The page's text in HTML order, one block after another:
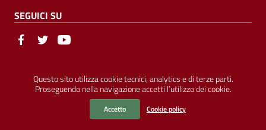
Questo sito utilizza cookie tecnici, analytics e di terze parti.
Proseguendo nella navigazione accetti l’utilizzo dei cookie.
Accetto Cookie policy
SEGUICI SU
Sezione Link Utili
© Ordine degli Ingegneri della Provincia di Cagliari | P.IVA
00458800927 |Amministrazione Trasparente | Pubblicità Legale
Accessibilità